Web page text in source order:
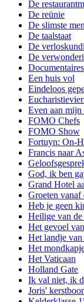
De
De reünie
De slimste
De taalstaat
De
De
Documentaires
Een huis vol
Eindeloos
Even aan mijn
FOMO Chefs
FOMO Show
Fortuyn: On-
Francis naar
God, ik ben
Grand Hotel
Groeten vanaf
Heb je geen
Heilige van
Het gevoel
Het landje
Het
Het Vaticaan
Holland Gate
Ik val niet, ik
Joris'